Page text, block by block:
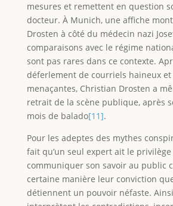
mesures et remettent en question
docteur. À Munich, une affiche
Drosten à côté du médecin nazi
comparaisons avec le régime
sont pas rares dans ce contexte.
déferlement de courriels haineux
menaçantes, Christian Drosten a
retrait de la scène publique, après
mois de balado[11].
Pour les adeptes des mythes
fait qu’un seul expert ait le privilège
communiquer son savoir au public
certaine manière leur conviction
détiennent un pouvoir néfaste.